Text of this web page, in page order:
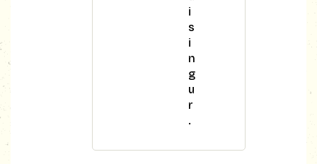
i
s
i
n
g
u
r
.